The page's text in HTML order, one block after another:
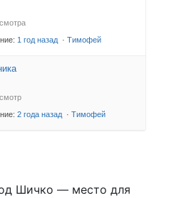
1 год назад · Тимофей
2 года назад · Тимофей
Шичко — место для